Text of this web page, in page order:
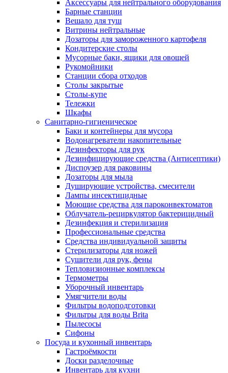
Аксессуары для нейтрального оборудования
Барные станции
Вешало для туш
Витрины нейтральные
Дозаторы для замороженного картофеля
Кондитерские столы
Мусорные баки, ящики для овощей
Рукомойники
Станции сбора отходов
Столы закрытые
Столы-купе
Тележки
Шкафы
Санитарно-гигиеническое
Баки и контейнеры для мусора
Водонагреватели накопительные
Дезинфекторы для рук
Дезинфицирующие средства (Антисептики)
Диспоузер для раковины
Дозаторы для мыла
Душирующие устройства, смесители
Лампы инсектицидные
Моющие средства для пароконвектоматов
Облучатель-рециркулятор бактерицидный
Дезинфекция и стерилизация
Профессиональные средства
Средства индивидуальной защиты
Стерилизаторы для ножей
Сушители для рук, фены
Тепловизионные комплексы
Термометры
Уборочный инвентарь
Умягчители воды
Фильтры водоподготовки
Фильтры для воды Brita
Пылесосы
Сифоны
Посуда и кухонный инвентарь
Гастроёмкости
Доски разделочные
Инвентарь для кухни